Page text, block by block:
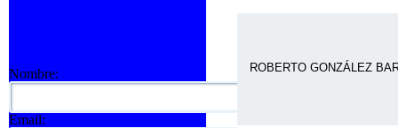
Nombre:
Email:
ROBERTO GONZÁLEZ